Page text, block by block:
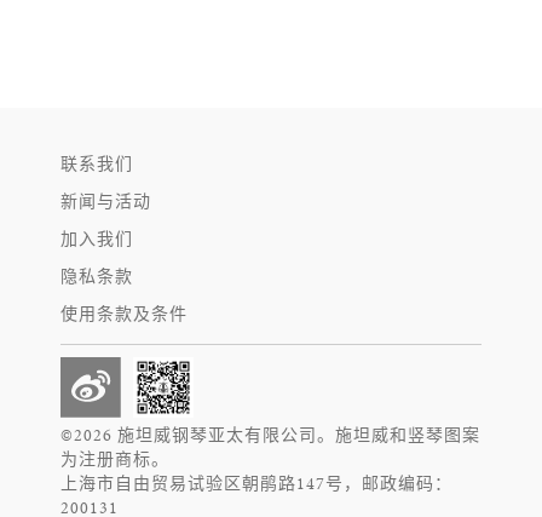
联系我们
新闻与活动
加入我们
隐私条款
使用条款及条件
©2026 施坦威钢琴亚太有限公司。施坦威和竖琴图案
为注册商标。
上海市自由贸易试验区朝鹃路147号，邮政编码：
200131